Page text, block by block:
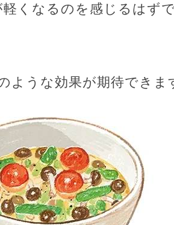
くなるのを感じるはずで
ような効果が期待できま